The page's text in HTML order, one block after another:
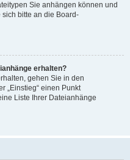
Sie anhängen können und
bitte an die Board-
erhalten?
gehen Sie in den
„Einstieg“ einen Punkt
Liste Ihrer Dateianhänge